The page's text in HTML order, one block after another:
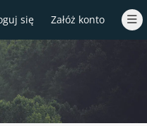
się Załóż konto